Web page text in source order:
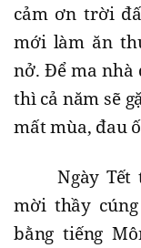
cảm ơn trời
mới làm ăn
nở. Để ma nhà
thì cả năm sẽ
mất mùa, đau
Ngày Tết
mời thầy
bằng tiếng